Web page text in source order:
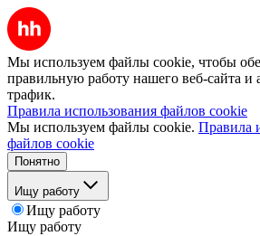
Мы используем файлы cookie, чтобы
правильную работу нашего веб-сайта и
трафик.
Правила использования файлов cookie
Мы используем файлы cookie. Правила
файлов cookie
Понятно
Ищу работу
Ищу работу
Ищу работу